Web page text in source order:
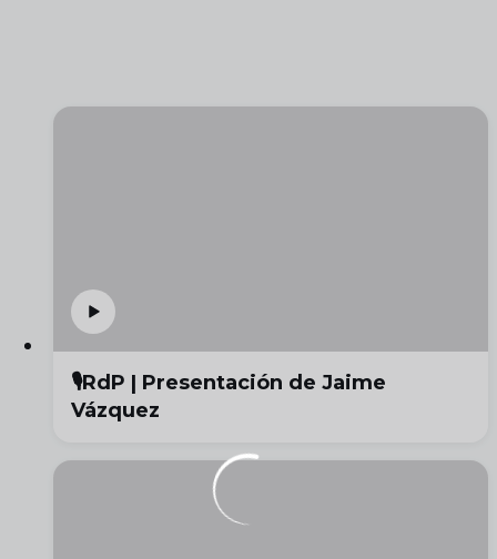
🎙️RdP | Presentación de Jaime
Vázquez